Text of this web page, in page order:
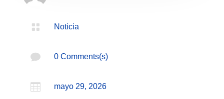
 Noticia
 0 Comments(s)
 mayo 29, 2026